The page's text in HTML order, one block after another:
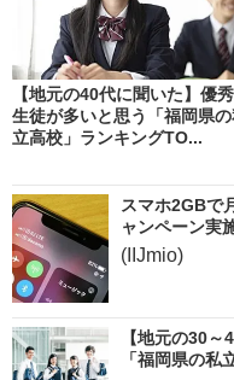
【地元の40代に聞いた】優
生徒が多いと思う「福岡県
立高校」ランキングTO...
スマホ2GBで
ャンペーン実
(IIJmio)
【地元の30
「福岡県の私